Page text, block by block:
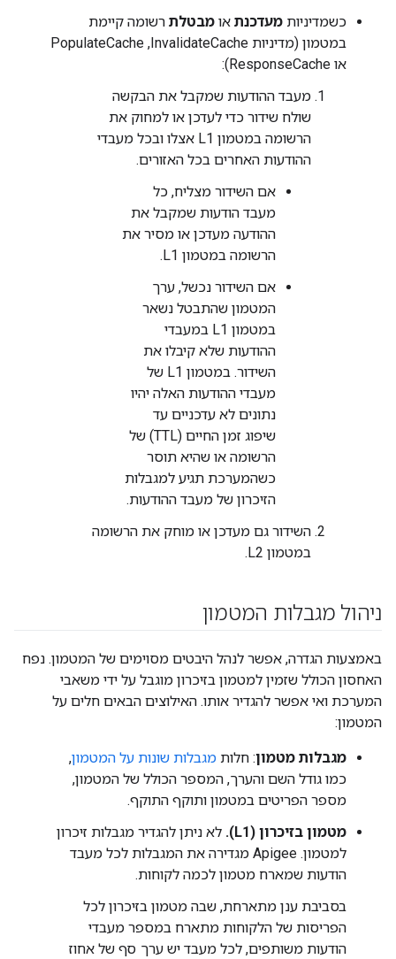
כשמדיניות מעדכנת או מבטלת רשומה קיימת
במטמון (מדיניות InvalidateCache,‏ PopulateCache
או ResponseCache):
מעבד ההודעות שמקבל את הבקשה
שולח שידור כדי לעדכן או למחוק את
הרשומה במטמון L1 אצלו ובכל מעבדי
ההודעות האחרים בכל האזורים.
אם השידור מצליח, כל
מעבד הודעות שמקבל את
ההודעה מעדכן או מסיר את
הרשומה במטמון L1.
אם השידור נכשל, ערך
המטמון שהתבטל נשאר
במטמון L1 במעבדי
ההודעות שלא קיבלו את
השידור. במטמון L1 של
מעבדי ההודעות האלה יהיו
נתונים לא עדכניים עד
שיפוג זמן החיים (TTL) של
הרשומה או שהיא תוסר
כשהמערכת תגיע למגבלות
הזיכרון של מעבד ההודעות.
השידור גם מעדכן או מוחק את הרשומה
במטמון L2.
ניהול מגבלות המטמון
באמצעות הגדרה, אפשר לנהל היבטים מסוימים של המטמון. נפח
האחסון הכולל שזמין למטמון בזיכרון מוגבל על ידי משאבי
המערכת ואי אפשר להגדיר אותו. האילוצים הבאים חלים על
המטמון:
מגבלות מטמון: חלות מגבלות שונות על המטמון,
כמו גודל השם והערך, המספר הכולל של המטמון,
מספר הפריטים במטמון ותוקף התוקף.
מטמון בזיכרון (L1).
לא ניתן להגדיר מגבלות זיכרון
למטמון. Apigee מגדירה את המגבלות לכל מעבד
הודעות שמארח מטמון לכמה לקוחות.
בסביבת ענן מתארחת, שבה מטמון בזיכרון לכל
הפריסות של הלקוחות מתארח במספר מעבדי
הודעות משותפים, לכל מעבד יש ערך סף של אחוז